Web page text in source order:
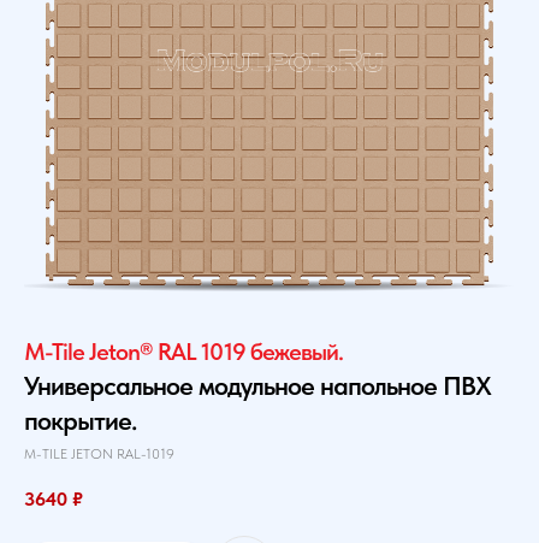
M-Tile Jeton® RAL 1019 бежевый.
Универсальное модульное напольное ПВХ
покрытие.
M-TILE JETON RAL-1019
3640 ₽